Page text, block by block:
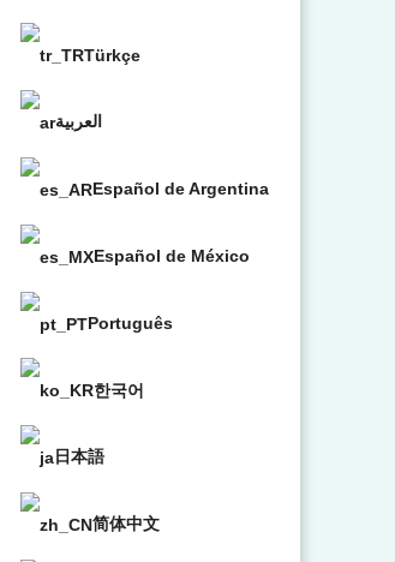
Türkçe
العربية
Español de Argentina
Español de México
Português
한국어
日本語
简体中文